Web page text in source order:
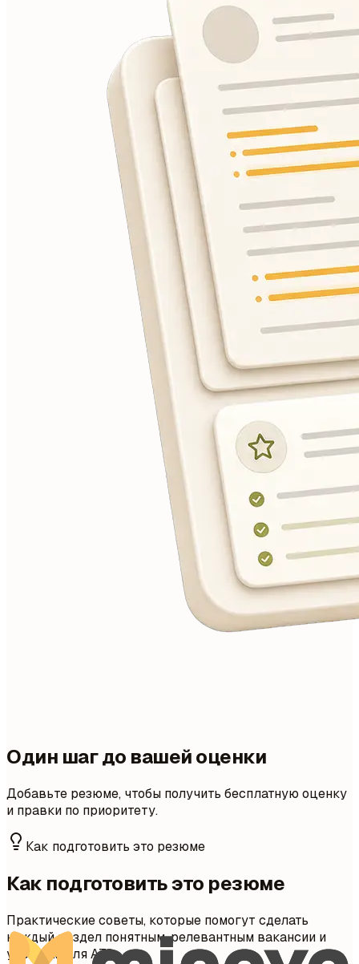
Один шаг до вашей оценки
Добавьте резюме, чтобы получить бесплатную оценку
и правки по приоритету.
Как подготовить это резюме
Как подготовить это резюме
Практические советы, которые помогут сделать
каждый раздел понятным, релевантным вакансии и
удобным для ATS.